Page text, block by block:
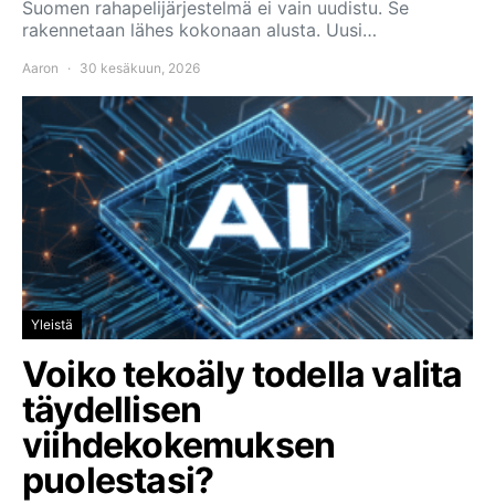
Suomen rahapelijärjestelmä ei vain uudistu. Se
rakennetaan lähes kokonaan alusta. Uusi…
Aaron 30 kesäkuun, 2026
Yleistä
Voiko tekoäly todella valita
täydellisen
viihdekokemuksen
puolestasi?